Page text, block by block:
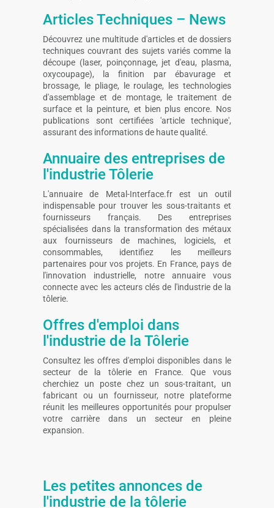
Articles Techniques – News
Découvrez une multitude d'articles et de dossiers
techniques couvrant des sujets variés comme la
découpe (laser, poinçonnage, jet d'eau, plasma,
oxycoupage), la finition par ébavurage et
brossage, le pliage, le roulage, les technologies
d'assemblage et de montage, le traitement de
surface et la peinture, et bien plus encore. Nos
publications sont certifiées 'article technique',
assurant des informations de haute qualité.
Annuaire des entreprises de
l'industrie Tôlerie
L'annuaire de Metal-Interface.fr est un outil
indispensable pour trouver les sous-traitants et
fournisseurs français. Des entreprises
spécialisées dans la transformation des métaux
aux fournisseurs de machines, logiciels, et
consommables, identifiez les meilleurs
partenaires pour vos projets. En France, pays de
l'innovation industrielle, notre annuaire vous
connecte avec les acteurs clés de l'industrie de la
tôlerie.
Offres d'emploi dans
l'industrie de la Tôlerie
Consultez les offres d'emploi disponibles dans le
secteur de la tôlerie en France. Que vous
cherchiez un poste chez un sous-traitant, un
fabricant ou un fournisseur, notre plateforme
réunit les meilleures opportunités pour propulser
votre carrière dans un secteur en pleine
expansion.
Les petites annonces de
l'industrie de la tôlerie